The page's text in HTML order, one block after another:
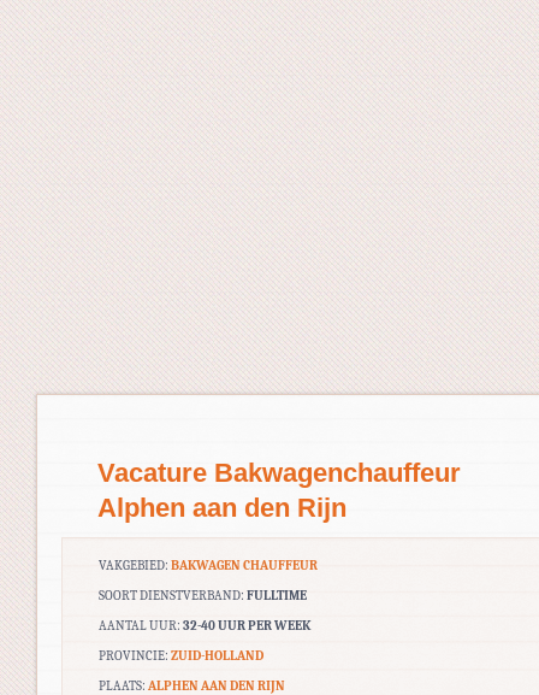
Vacature Bakwagenchauffeur
Alphen aan den Rijn
VAKGEBIED: BAKWAGEN CHAUFFEUR
SOORT DIENSTVERBAND: FULLTIME
AANTAL UUR: 32-40 UUR PER WEEK
PROVINCIE: ZUID-HOLLAND
PLAATS: ALPHEN AAN DEN RIJN